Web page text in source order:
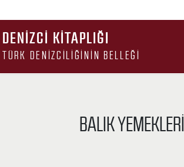
DENIZCI KITAPLIĞI
TÜRK DENIZCILIĞININ BELLEĞI
BALIK YEMEKLERI